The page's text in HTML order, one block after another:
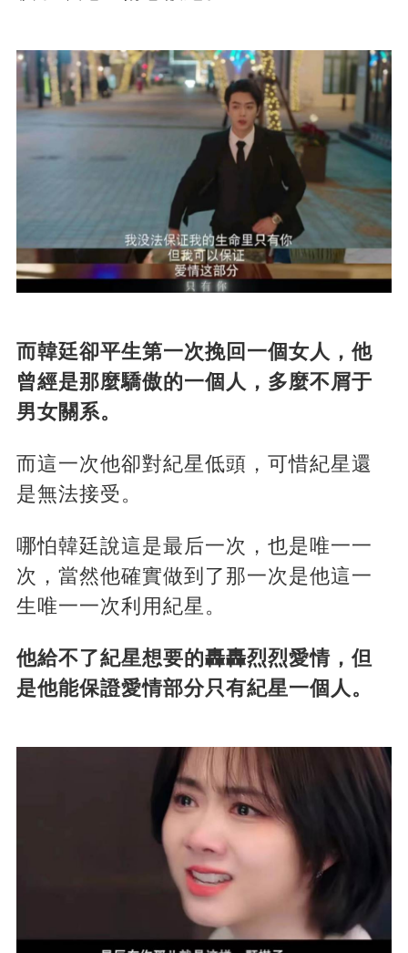
而韓廷卻平生第一次挽回一個女人，他
曾經是那麼驕傲的一個人，多麼不屑于
男女關系。
而這一次他卻對紀星低頭，可惜紀星還
是無法接受。
哪怕韓廷說這是最后一次，也是唯一一
次，當然他確實做到了那一次是他這一
生唯一一次利用紀星。
他給不了紀星想要的轟轟烈烈愛情，但
是他能保證愛情部分只有紀星一個人。